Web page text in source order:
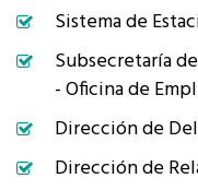
Sistema de
Subsecretaría
- Oficina de
Dirección de
Dirección de